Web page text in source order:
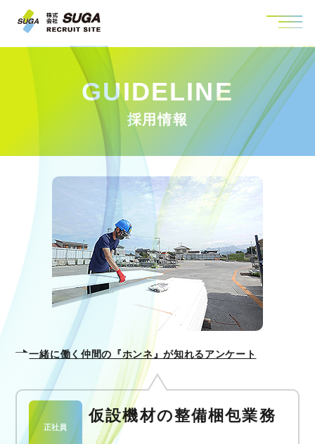
GUIDELINE
採用情報
一緒に働く仲間の『ホンネ』が知れるアンケート
仮設機材の整備梱包業務
正社員